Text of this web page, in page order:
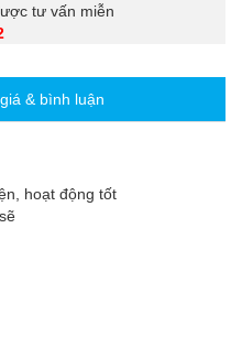
tư vấn miễn
& bình luận
hoạt động tốt